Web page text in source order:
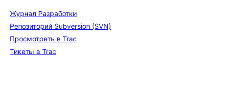
Журнал Разработки
Репозиторий Subversion (SVN)
Просмотреть в Trac
Тикеты в Trac